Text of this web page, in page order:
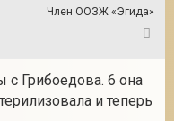
Член ООЗЖ «Эгида»
Грибоедова. 6 она
и теперь